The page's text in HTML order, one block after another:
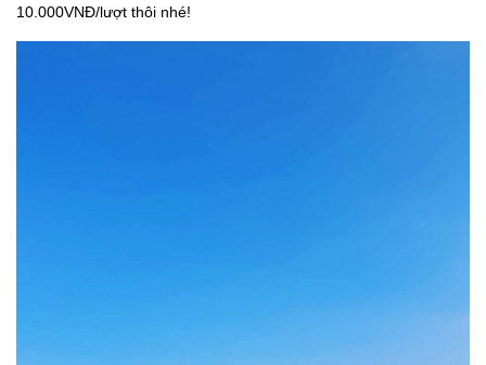
10.000VNĐ/lượt thôi nhé!